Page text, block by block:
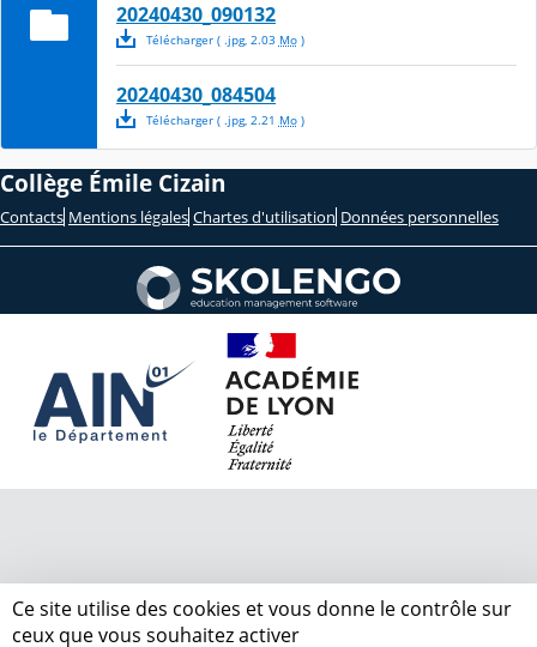
20240430_090132
Télécharger( .jpg, 2.03 Mo)
20240430_084504
Télécharger( .jpg, 2.21 Mo)
Collège Émile Cizain
Contacts Mentions légales Chartes d'utilisation Données personnelles
Ce site utilise des cookies et vous donne le contrôle sur
ceux que vous souhaitez activer